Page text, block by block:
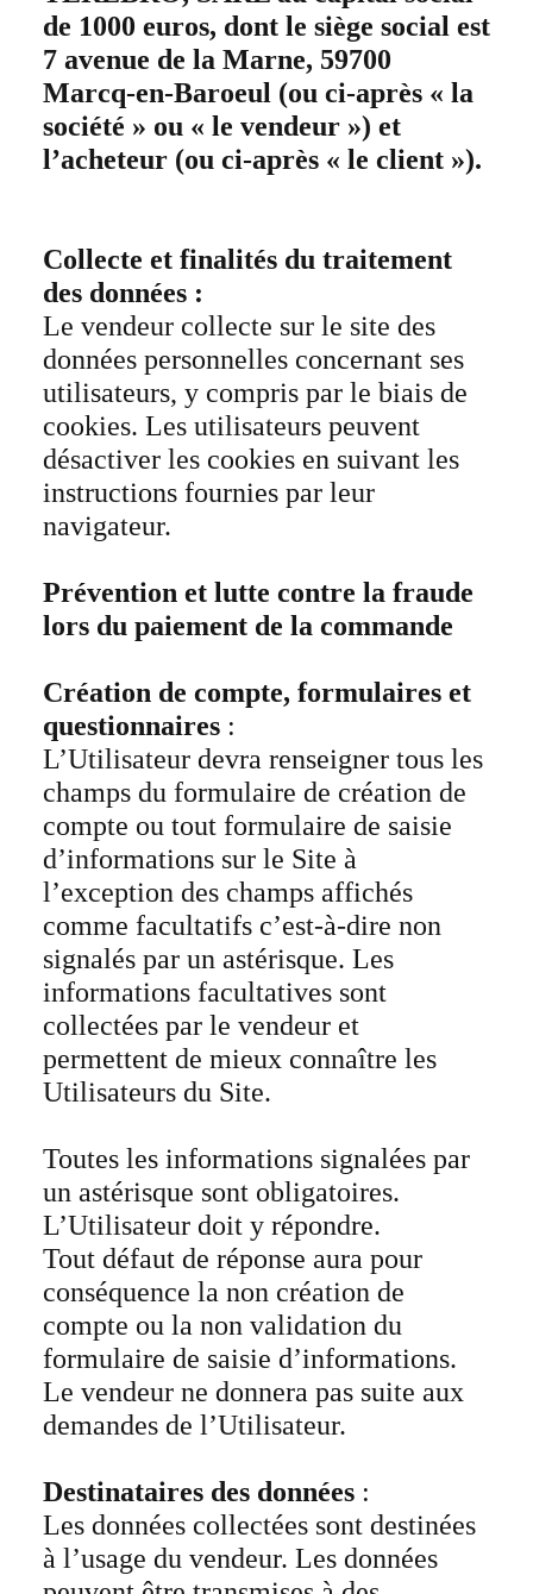
de 1000 euros, dont le siège social est
7 avenue de la Marne, 59700
Marcq-en-Baroeul (ou ci-après « la
société » ou « le vendeur ») et
l’acheteur (ou ci-après « le client »).
Collecte et finalités du traitement
des données :
Le vendeur collecte sur le site des
données personnelles concernant ses
utilisateurs, y compris par le biais de
cookies. Les utilisateurs peuvent
désactiver les cookies en suivant les
instructions fournies par leur
navigateur.
Prévention et lutte contre la fraude
lors du paiement de la commande
Création de compte, formulaires et
questionnaires :
L’Utilisateur devra renseigner tous les
champs du formulaire de création de
compte ou tout formulaire de saisie
d’informations sur le Site à
l’exception des champs affichés
comme facultatifs c’est-à-dire non
signalés par un astérisque. Les
informations facultatives sont
collectées par le vendeur et
permettent de mieux connaître les
Utilisateurs du Site.
Toutes les informations signalées par
un astérisque sont obligatoires.
L’Utilisateur doit y répondre.
Tout défaut de réponse aura pour
conséquence la non création de
compte ou la non validation du
formulaire de saisie d’informations.
Le vendeur ne donnera pas suite aux
demandes de l’Utilisateur.
Destinataires des données :
Les données collectées sont destinées
à l’usage du vendeur. Les données